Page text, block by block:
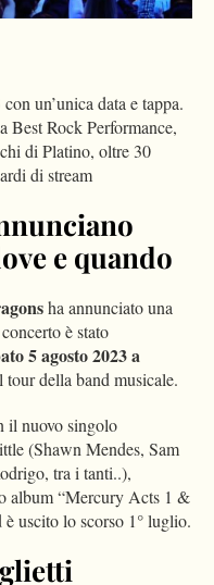
un’unica data e tappa.
Rock Performance,
di Platino, oltre 30
di stream
e quando
ha annunciato una
è stato
5 agosto 2023 a
tour della band musicale.
il nuovo singolo
(Shawn Mendes, Sam
tra i tanti..),
album “Mercury Acts 1 &
uscito lo scorso 1° luglio.